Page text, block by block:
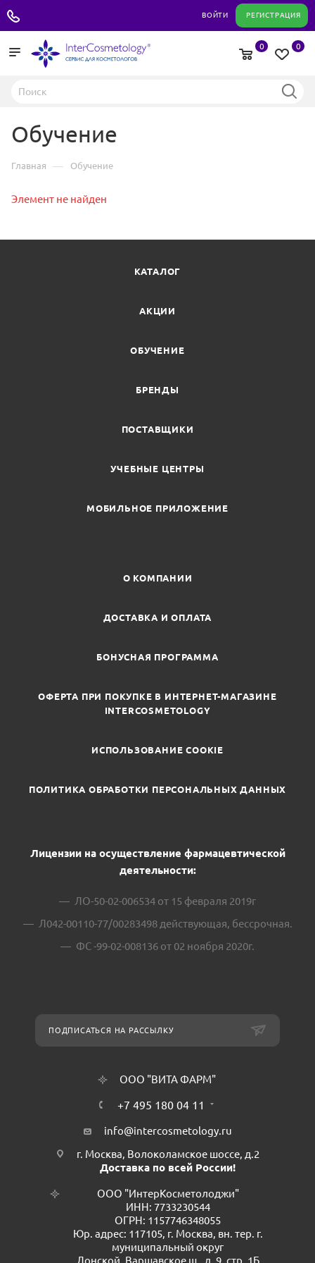
ВОЙТИ РЕГИСТРАЦИЯ
0
0
Обучение
Главная — Обучение
Элемент не найден
КАТАЛОГ
АКЦИИ
ОБУЧЕНИЕ
БРЕНДЫ
ПОСТАВЩИКИ
УЧЕБНЫЕ ЦЕНТРЫ
МОБИЛЬНОЕ ПРИЛОЖЕНИЕ
О КОМПАНИИ
ДОСТАВКА И ОПЛАТА
БОНУСНАЯ ПРОГРАММА
ОФЕРТА ПРИ ПОКУПКЕ В ИНТЕРНЕТ-МАГАЗИНЕ
INTERCOSMETOLOGY
ИСПОЛЬЗОВАНИЕ COOKIE
ПОЛИТИКА ОБРАБОТКИ ПЕРСОНАЛЬНЫХ ДАННЫХ
Лицензии на осуществление фармацевтической
деятельности:
ЛО-50-02-006534 от 15 февраля 2019г
Л042-00110-77/00283498 действующая, бессрочная.
ФС -99-02-008136 от 02 ноября 2020г.
ПОДПИСАТЬСЯ НА РАССЫЛКУ
ООО "ВИТА ФАРМ"
+7 495 180 04 11
info@intercosmetology.ru
г. Москва, Волоколамское шоссе, д.2
Доставка по всей России!
ООО "ИнтерКосметолоджи"
ИНН: 7733230544
ОГРН: 1157746348055
Юр. адрес: 117105, г. Москва, вн. тер. г.
муниципальный округ
Донской, Варшавское ш., д. 9, стр. 1Б